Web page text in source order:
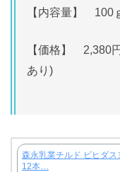
【内容量】 100
【価格】 2,380
あり)
森永乳業チルド ビヒダ
12本…